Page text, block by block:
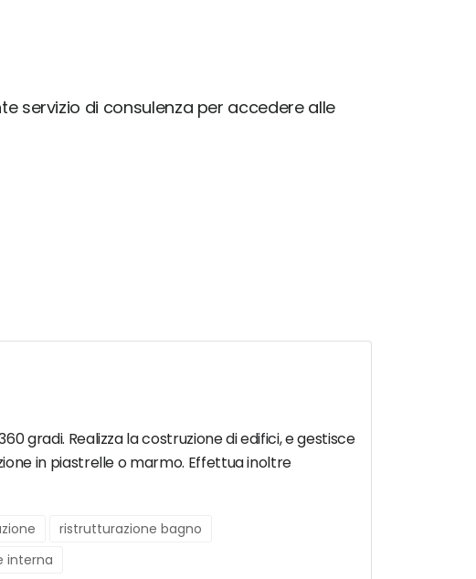
servizio di consulenza per accedere alle
gradi. Realizza la costruzione di edifici, e gestisce
in piastrelle o marmo. Effettua inoltre
ristrutturazione bagno
interna